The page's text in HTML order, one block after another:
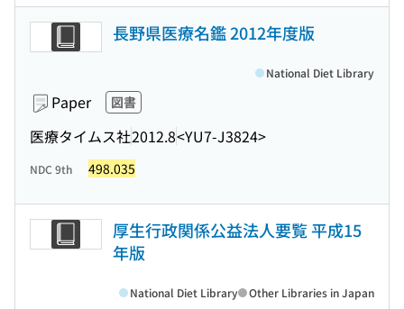
長野県医療名鑑 2012年度版
Paper 図書
医療タイムス社2012.8<YU7-J3824>
National Diet Library
NDC 9th 498.035
厚生行政関係公益法人要覧 平成15
年版
National Diet Library Other Libraries in Japan